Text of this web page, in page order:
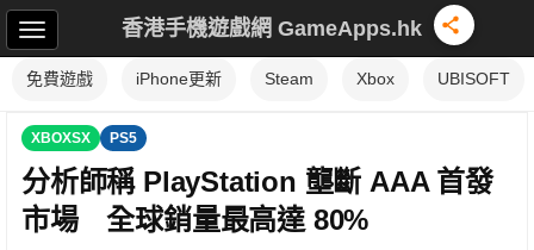
香港手機遊戲網 GameApps.hk
免費遊戲 iPhone更新 Steam Xbox UBISOFT
XBOXSX PS5
分析師稱 PlayStation 壟斷 AAA 首發
市場 全球銷量最高達 80%